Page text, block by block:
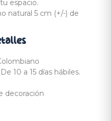
espacio.
natural 5 cm (+/-) de
De 10 a 15 días hábiles.
decoración